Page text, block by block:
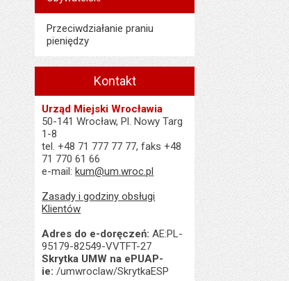
Przeciwdziałanie praniu
pieniędzy
Kontakt
Urząd Miejski Wrocławia
50-141 Wrocław, Pl. Nowy Targ
1-8
tel. +48 71 777 77 77, faks +48
71 770 61 66
e-mail:kum@um.wroc.pl
Zasady i godziny obsługi
Klientów
Adres do e-doręczeń: AE:PL-
95179-82549-VVTFT-27
Skrytka UMW na ePUAP-
ie: /umwroclaw/SkrytkaESP